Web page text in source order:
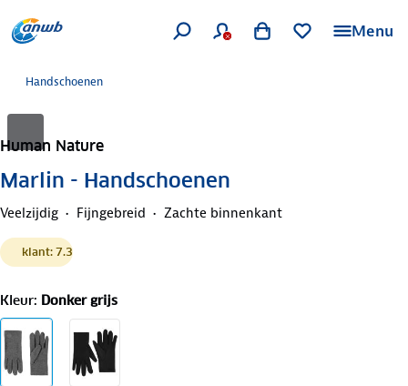
Menu
Handschoenen
Human Nature
Marlin - Handschoenen
Veelzijdig Fijngebreid Zachte binnenkant
klant: 7.3
Kleur: Donker grijs